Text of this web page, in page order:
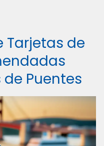
de
Puentes